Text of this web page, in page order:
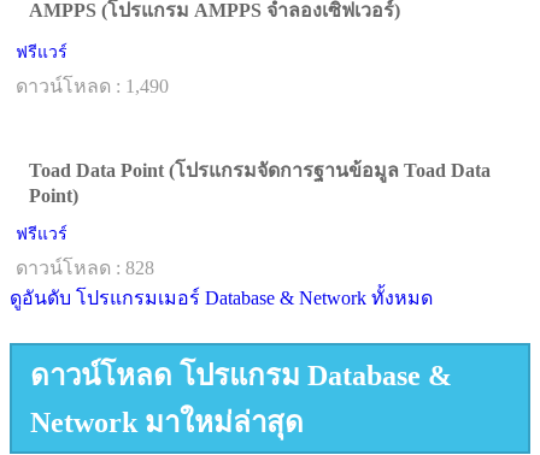
AMPPS (โปรแกรม AMPPS จำลองเซิฟเวอร์)
ฟรีแวร์
ดาวน์โหลด : 1,490
Toad Data Point (โปรแกรมจัดการฐานข้อมูล Toad Data
Point)
ฟรีแวร์
ดาวน์โหลด : 828
ดูอันดับ โปรแกรมเมอร์ Database & Network ทั้งหมด
ดาวน์โหลด โปรแกรม Database &
Network มาใหม่ล่าสุด